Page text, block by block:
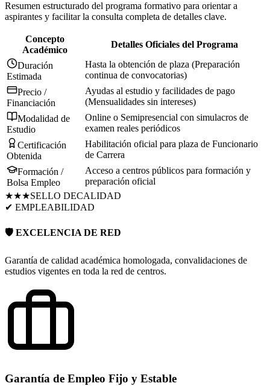
Resumen estructurado del programa formativo para orientar a
aspirantes y facilitar la consulta completa de detalles clave.
Concepto
Académico
Detalles Oficiales del Programa
Duración
Estimada
Hasta la obtención de plaza (Preparación
continua de convocatorias)
Precio /
Financiación
Ayudas al estudio y facilidades de pago
(Mensualidades sin intereses)
Modalidad de
Estudio
Online o Semipresencial con simulacros de
examen reales periódicos
Certificación
Obtenida
Habilitación oficial para plaza de Funcionario
de Carrera
Formación /
Bolsa Empleo
Acceso a centros públicos para formación y
preparación oficial
★★★SELLO DECALIDAD
✔ EMPLEABILIDAD
🛡️ EXCELENCIA DE RED
Garantía de calidad académica homologada, convalidaciones de
estudios vigentes en toda la red de centros.
Garantía de Empleo Fijo y Estable